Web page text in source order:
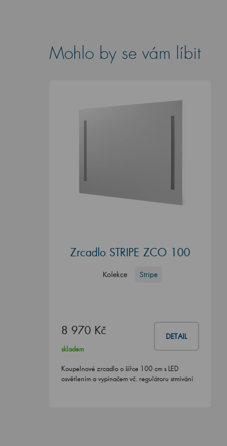
Mohlo by se vám líbit
Zrcadlo STRIPE ZCO 100
Kolekce Stripe
8 970 Kč DETAIL
skladem
Koupelnové zrcadlo o šířce 100 cm s LED
osvětlením a vypínačem vč. regulátoru stmívání